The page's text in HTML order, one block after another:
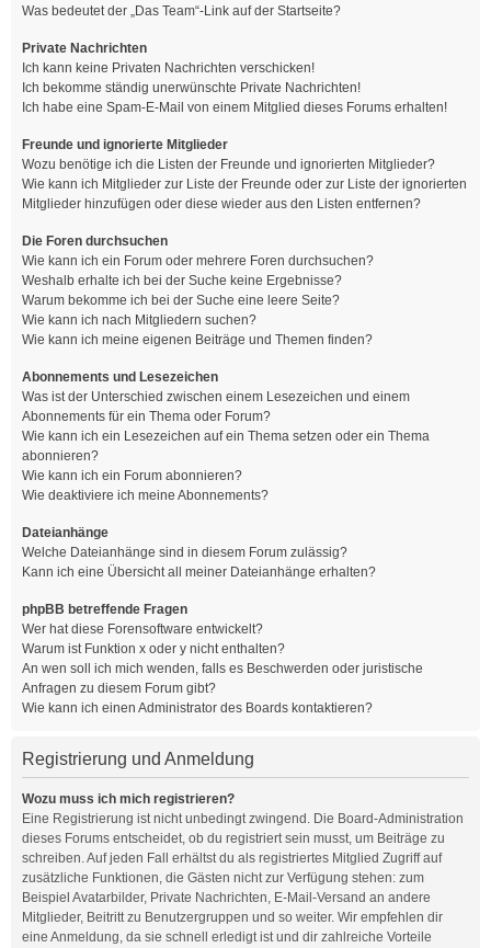
Was bedeutet der „Das Team“-Link auf der Startseite?
Private Nachrichten
Ich kann keine Privaten Nachrichten verschicken!
Ich bekomme ständig unerwünschte Private Nachrichten!
Ich habe eine Spam-E-Mail von einem Mitglied dieses Forums erhalten!
Freunde und ignorierte Mitglieder
Wozu benötige ich die Listen der Freunde und ignorierten Mitglieder?
Wie kann ich Mitglieder zur Liste der Freunde oder zur Liste der ignorierten
Mitglieder hinzufügen oder diese wieder aus den Listen entfernen?
Die Foren durchsuchen
Wie kann ich ein Forum oder mehrere Foren durchsuchen?
Weshalb erhalte ich bei der Suche keine Ergebnisse?
Warum bekomme ich bei der Suche eine leere Seite?
Wie kann ich nach Mitgliedern suchen?
Wie kann ich meine eigenen Beiträge und Themen finden?
Abonnements und Lesezeichen
Was ist der Unterschied zwischen einem Lesezeichen und einem
Abonnements für ein Thema oder Forum?
Wie kann ich ein Lesezeichen auf ein Thema setzen oder ein Thema
abonnieren?
Wie kann ich ein Forum abonnieren?
Wie deaktiviere ich meine Abonnements?
Dateianhänge
Welche Dateianhänge sind in diesem Forum zulässig?
Kann ich eine Übersicht all meiner Dateianhänge erhalten?
phpBB betreffende Fragen
Wer hat diese Forensoftware entwickelt?
Warum ist Funktion x oder y nicht enthalten?
An wen soll ich mich wenden, falls es Beschwerden oder juristische
Anfragen zu diesem Forum gibt?
Wie kann ich einen Administrator des Boards kontaktieren?
Registrierung und Anmeldung
Wozu muss ich mich registrieren?
Eine Registrierung ist nicht unbedingt zwingend. Die Board-Administration
dieses Forums entscheidet, ob du registriert sein musst, um Beiträge zu
schreiben. Auf jeden Fall erhältst du als registriertes Mitglied Zugriff auf
zusätzliche Funktionen, die Gästen nicht zur Verfügung stehen: zum
Beispiel Avatarbilder, Private Nachrichten, E-Mail-Versand an andere
Mitglieder, Beitritt zu Benutzergruppen und so weiter. Wir empfehlen dir
eine Anmeldung, da sie schnell erledigt ist und dir zahlreiche Vorteile